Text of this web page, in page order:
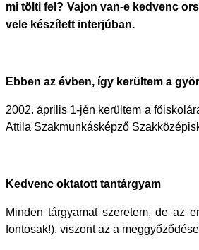
mi tölti fel? Vajon van-e kedvenc
vele készített interjúban.
Ebben az évben, így kerültem a
2002. április 1-jén kerültem a
Attila Szakmunkásképző
Kedvenc oktatott tantárgyam
Minden tárgyamat szeretem, de az
fontosak!), viszont az a